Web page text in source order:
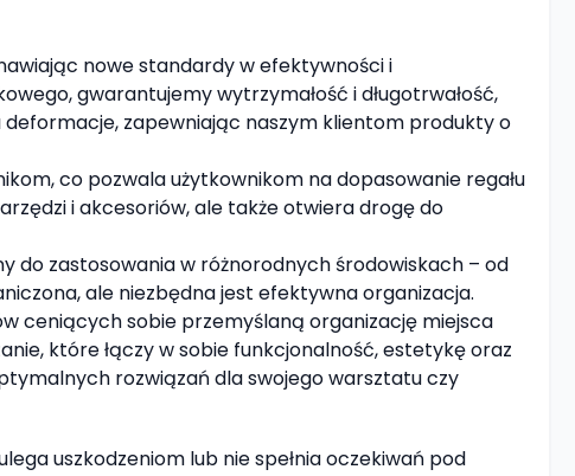
nowe standardy w efektywności i
gwarantujemy wytrzymałość i długotrwałość,
zapewniając naszym klientom produkty o
co pozwala użytkownikom na dopasowanie regału
i akcesoriów, ale także otwiera drogę do
do zastosowania w różnorodnych środowiskach – od
ale niezbędna jest efektywna organizacja.
ceniących sobie przemyślaną organizację miejsca
które łączy w sobie funkcjonalność, estetykę oraz
rozwiązań dla swojego warsztatu czy
uszkodzeniom lub nie spełnia oczekiwań pod